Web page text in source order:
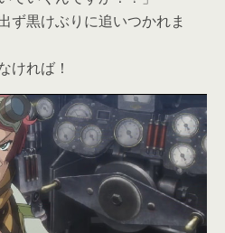
ず黒けぶりに追いつかれま
ければ！